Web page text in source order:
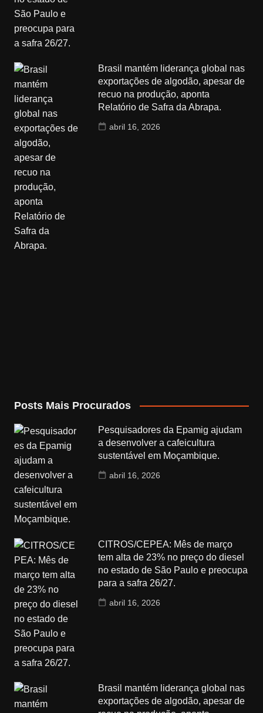
Brasil mantém liderança global nas
exportações de algodão, apesar de
recuo na produção, aponta
Relatório de Safra da Abrapa.
abril 16, 2026
Posts Mais Procurados
Pesquisadores da Epamig ajudam
a desenvolver a cafeicultura
sustentável em Moçambique.
abril 16, 2026
CITROS/CEPEA: Mês de março
tem alta de 23% no preço do diesel
no estado de São Paulo e preocupa
para a safra 26/27.
abril 16, 2026
Brasil mantém liderança global nas
exportações de algodão, apesar de